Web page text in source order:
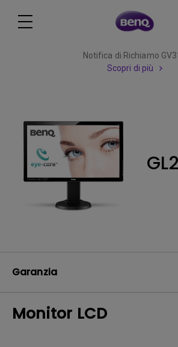
Notifica di Richiamo
Scopri di più
Garanzia
Monitor LCD